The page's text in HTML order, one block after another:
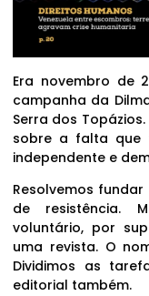
Era novembro de
campanha da
Serra dos
sobre a falta que
independente e
Resolvemos
de resistência.
voluntário, por
uma revista. O
Dividimos as
editorial também.